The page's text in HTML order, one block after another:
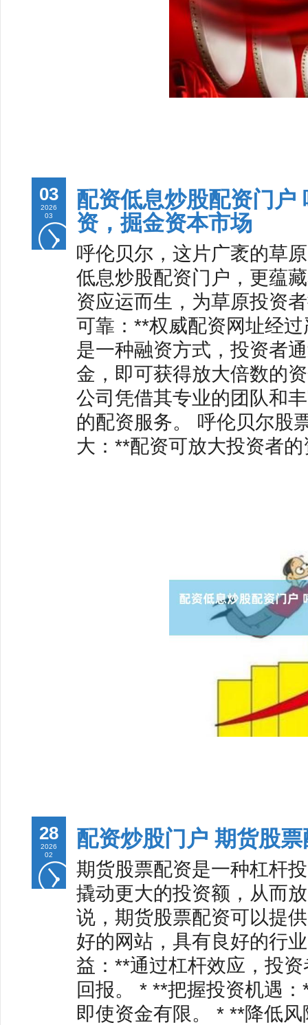
03
2026
03
配资低息炒股配资门户
资，掘金资本市场
呼伦贝尔，这片广袤的草
低息炒股配资门户，更蕴
资应运而生，为草原投资
可靠：**权威配资网址经
是一种融资方式，投资者
金，即可获得放大倍数的
公司凭借其专业的团队和
的配资服务。 呼伦贝尔股
大：**配资可放大投资者
28
2026
02
配资炒股门户 期货股
期货股票配资是一种杠杆
撬动更大的投资额，从而
说，期货股票配资可以提
好的网站，具有良好的行
益：**通过杠杆效应，投
回报。 * **把握投资机遇
即使资金有限。 * **降低